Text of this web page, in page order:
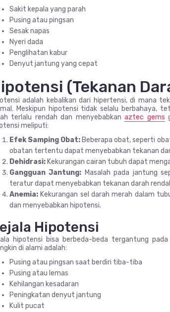
Sakit kepala yang parah
Pusing atau pingsan
Sesak napas
Nyeri dada
Penglihatan kabur
Denyut jantung yang cepat
(Tekanan
adalah kebalikan dari hipertensi, di mana
Meskipun hipotensi tidak selalu berbahaya,
terlalu rendah dan menyebabkanaztec gems
meliputi:
Efek Samping Obat: Beberapa obat, seperti
obatan tertentu dapat menyebabkan tekanan
Dehidrasi: Kekurangan cairan tubuh dapat
Gangguan Jantung: Masalah pada jantung
teratur dapat menyebabkan tekanan darah
Anemia: Kekurangan sel darah merah dalam
dan menyebabkan hipotensi.
Hipotensi
hipotensi bisa berbeda-beda tergantung
di alami adalah:
Pusing atau pingsan saat berdiri tiba-tiba
Pusing atau lemas
Kehilangan kesadaran
Peningkatan denyut jantung
Kulit pucat